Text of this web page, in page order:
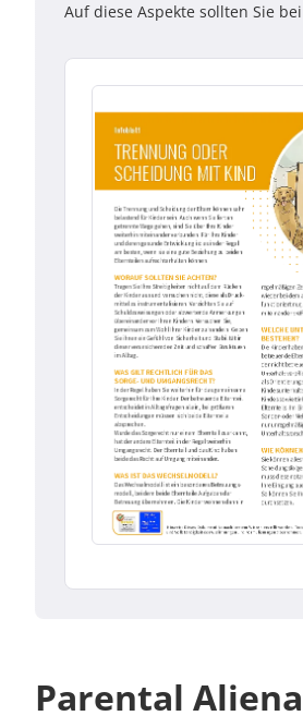
Auf diese Aspekte sollten Sie
Parental